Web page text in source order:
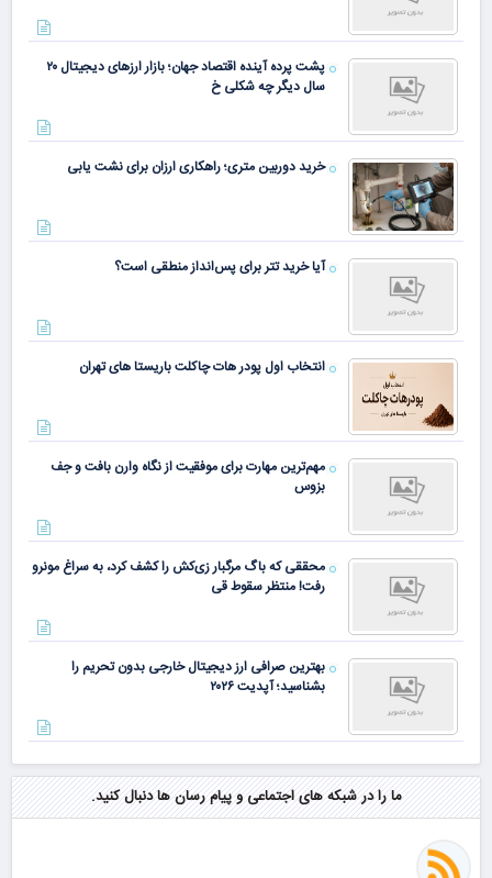
پشت پرده آینده اقتصاد جهان؛ بازار ارزهای دیجیتال ۲۰
سال دیگر چه شکلی خ
خرید دوربین متری؛ راهکاری ارزان برای نشت یابی
آیا خرید تتر برای پس‌انداز منطقی است؟
انتخاب اول پودر هات چاکلت باریستا های تهران
مهم‌ترین مهارت برای موفقیت از نگاه وارن بافت و جف
بزوس
محققی که باگ مرگبار زی‌کش را کشف کرد، به سراغ مونرو
رفت! منتظر سقوط قی
بهترین صرافی ارز دیجیتال خارجی بدون تحریم را
بشناسید؛ آپدیت ۲۰۲۶
ما را در شبکه های اجتماعی و پیام رسان ها دنبال کنید.